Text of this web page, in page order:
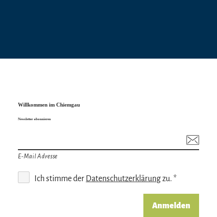
Willkommen im Chiemgau
Newsletter abonnieren
E-Mail Adresse
Ich stimme der Datenschutzerklärungzu. *
Anmelden